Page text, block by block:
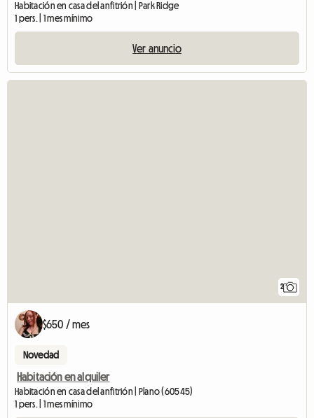
Habitación en casa del anfitrión | Park Ridge
1 pers. | 1 mes mínimo
Ver anuncio
2
$650 / mes
Novedad
Habitación en alquiler
Habitación en casa del anfitrión | Plano (60545)
1 pers. | 1 mes mínimo